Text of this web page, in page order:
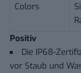
Colors
Positiv
Die IP68-
vor Staub und